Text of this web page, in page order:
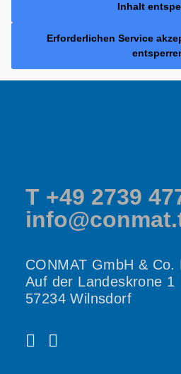
Inhalt
Erforderlichen Service
T +49 2739
CONMAT GmbH & Co.
Auf der Landeskrone 1
57234 Wilnsdorf